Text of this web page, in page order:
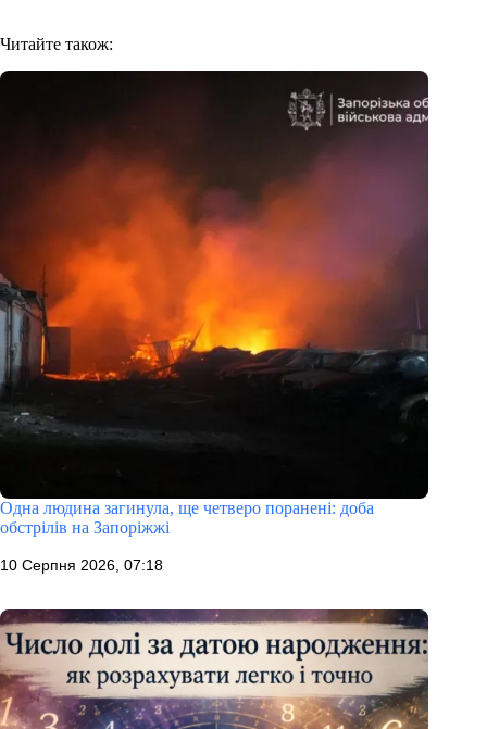
Читайте також:
Одна людина загинула, ще четверо поранені: доба
обстрілів на Запоріжжі
10 Серпня 2026, 07:18